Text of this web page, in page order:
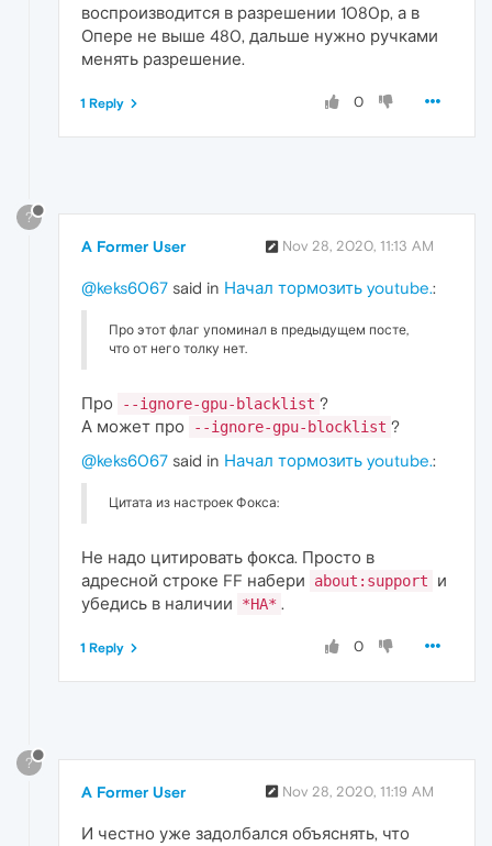
воспроизводится в разрешении 1080р, а в
Опере не выше 480, дальше нужно ручками
менять разрешение.
0
1 Reply
?
A Former User Nov 28, 2020, 11:13 AM
@keks6067 said in Начал тормозить youtube.:
Про этот флаг упоминал в предыдущем посте,
что от него толку нет.
Про --ignore-gpu-blacklist ?
А может про
--ignore-gpu-blocklist ?
@keks6067 said in Начал тормозить youtube.:
Цитата из настроек Фокса:
Не надо цитировать фокса. Просто в
адресной строке FF набери
about:support
и
убедись в наличии
*HA* .
0
1 Reply
?
A Former User Nov 28, 2020, 11:19 AM
И честно уже задолбался объяснять, что